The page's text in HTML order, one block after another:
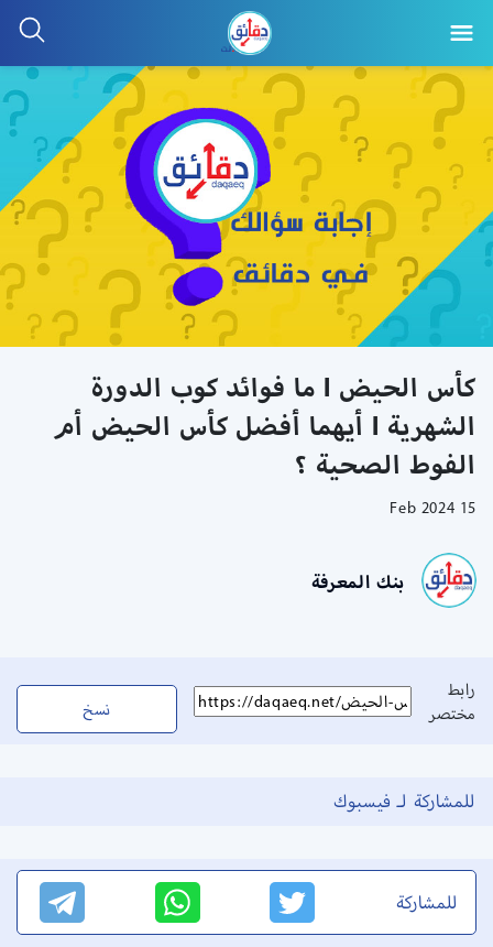
كأس الحيض l ما فوائد كوب الدورة
الشهرية l أيهما أفضل كأس الحيض أم
الفوط الصحية ؟
15 Feb 2024
بنك المعرفة
رابط
مختصر
نسخ
للمشاركة لـ فيسبوك
للمشاركة